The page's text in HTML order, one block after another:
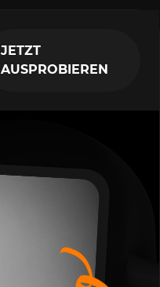
JETZT
AUSPROBIEREN